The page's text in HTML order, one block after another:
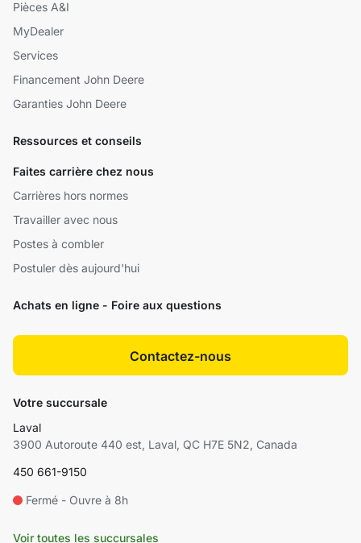
Pièces A&I
MyDealer
Services
Financement John Deere
Garanties John Deere
Ressources et conseils
Faites carrière chez nous
Carrières hors normes
Travailler avec nous
Postes à combler
Postuler dès aujourd'hui
Achats en ligne - Foire aux questions
Contactez-nous
Votre succursale
Laval
3900 Autoroute 440 est, Laval, QC H7E 5N2, Canada
450 661-9150
Fermé - Ouvre à 8h
Voir toutes les succursales